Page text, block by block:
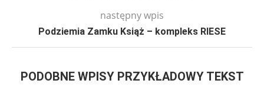
następny wpis
Podziemia Zamku Książ – kompleks RIESE
PODOBNE WPISY PRZYKŁADOWY TEKST